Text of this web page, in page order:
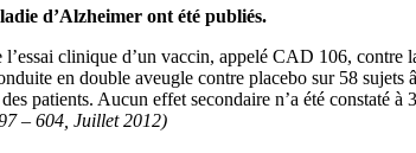
d’Alzheimer ont été publiés.
clinique d’un vaccin, appelé CAD 106,
en double aveugle contre placebo sur 58
patients. Aucun effet secondaire n’a été constaté
– 604, Juillet 2012)